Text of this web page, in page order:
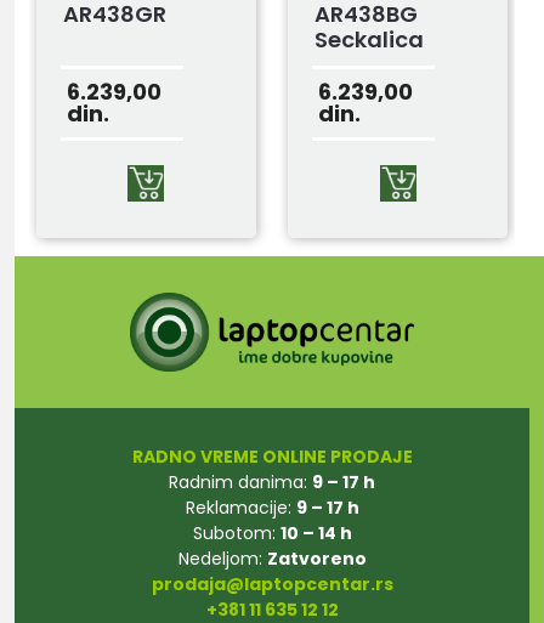
AR438GR
6.239,00
din.
AR438BG
Seckalica
6.239,00
din.
RADNO VREME ONLINE PRODAJE
Radnim danima: 9 – 17 h
Reklamacije: 9 – 17 h
Subotom: 10 – 14 h
Nedeljom: Zatvoreno
prodaja@laptopcentar.rs
+381 11 635 12 12